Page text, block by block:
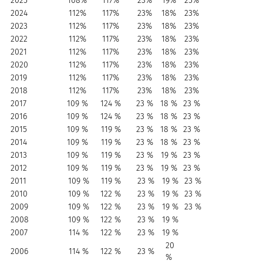
2024
112% 117% 23% 18%
23%
2023
112% 117% 23% 18%
23%
2022
112% 117% 23% 18%
23%
2021
112% 117% 23% 18%
23%
2020
112% 117% 23% 18%
23%
2019
112% 117% 23% 18%
23%
2018
112% 117% 23% 18%
23%
2017
109 % 124 % 23 % 18 % 23 %
2016
109 % 124 % 23 % 18 % 23 %
2015
109 % 119 % 23 % 18 % 23 %
2014
109 % 119 % 23 % 18 % 23 %
2013
109 % 119 % 23 % 19 %
23 %
2012
109 % 119 % 23 % 19 %
23 %
2011
109 % 119 % 23 % 19 %
23 %
2010
109 % 122 % 23 % 19 %
23 %
2009
109 % 122 % 23 % 19 %
23 %
2008
109 % 122 % 23 %
19 %
2007
114 % 122 % 23 %
19 %
2006
114 % 122 % 23 %
20
%